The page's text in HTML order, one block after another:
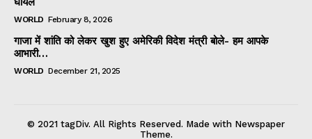
WORLD February 8, 2026
गाजा में शांति को लेकर खुश हुए अमेरिकी विदेश मंत्री बोले- हम आपके
आभारी…
WORLD December 21, 2025
© 2021 tagDiv. All Rights Reserved. Made with Newspaper
Theme.